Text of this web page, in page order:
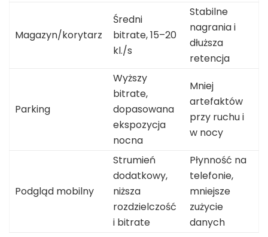
Magazyn/korytarz
Średni
bitrate, 15–20
kl./s
Stabilne
nagrania i
dłuższa
retencja
Parking
Wyższy
bitrate,
dopasowana
ekspozycja
nocna
Mniej
artefaktów
przy ruchu i
w nocy
Podgląd mobilny
Strumień
dodatkowy,
niższa
rozdzielczość
i bitrate
Płynność na
telefonie,
mniejsze
zużycie
danych